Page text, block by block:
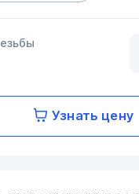
Узнать цену